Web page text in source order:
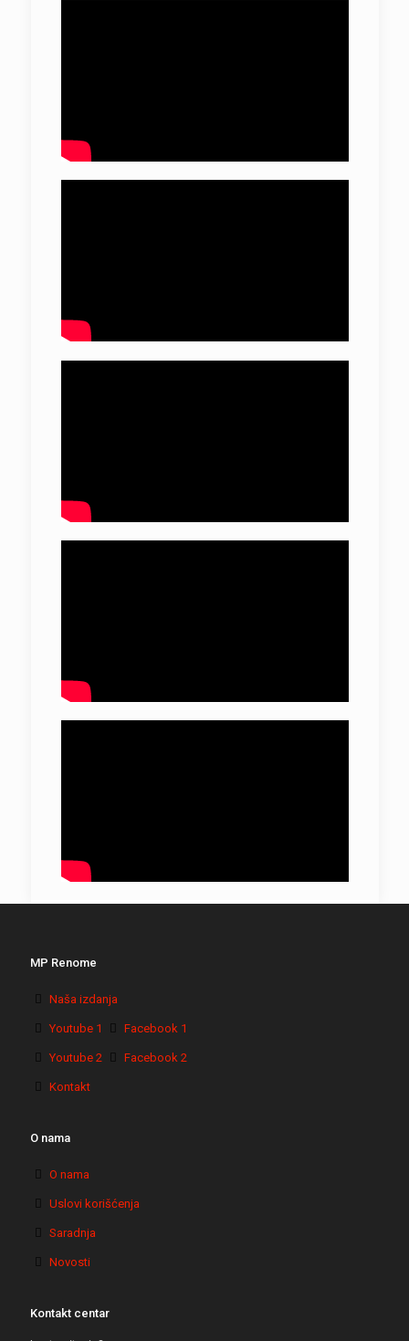
MP Renome
Naša izdanja
Youtube 1 Facebook 1
Youtube 2 Facebook 2
Kontakt
O nama
O nama
Uslovi korišćenja
Saradnja
Novosti
Kontakt centar